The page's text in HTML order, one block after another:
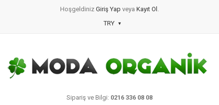
Hoşgeldiniz Giriş Yap veya Kayıt Ol .
TRY
Sipariş ve Bilgi: 0216 336 08 08